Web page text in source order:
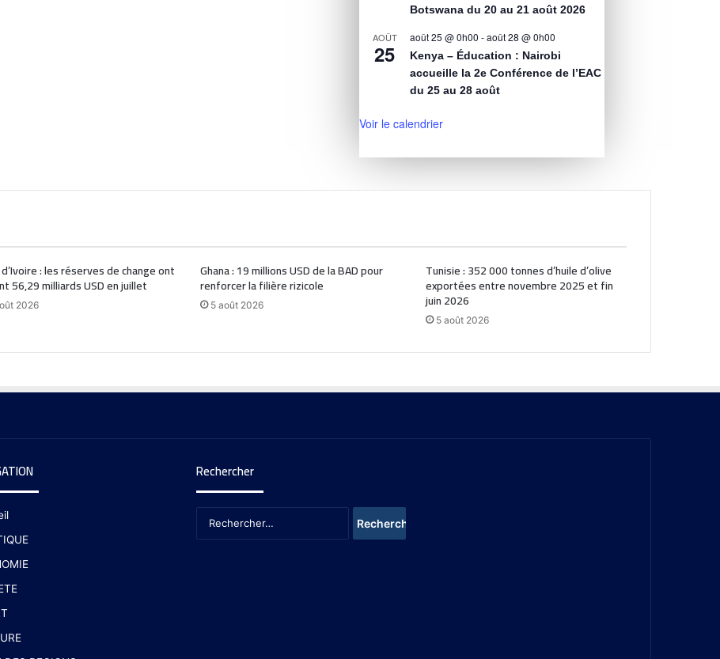
Botswana du 20 au 21 août 2026
AOÛT
25
août 25 @ 0h00 -août 28 @ 0h00
Kenya – Éducation : Nairobi
accueille la 2e Conférence de l’EAC
du 25 au 28 août
Voir le calendrier
: les réserves de change ont
56,29 milliards USD en juillet
2026
Ghana : 19 millions USD de la BAD pour
renforcer la filière rizicole
5 août 2026
Tunisie : 352 000 tonnes d’huile d’olive
exportées entre novembre 2025 et fin
juin 2026
5 août 2026
Rechercher